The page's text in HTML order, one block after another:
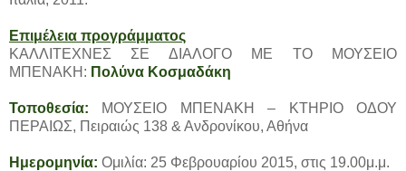
Επιμέλεια προγράμματος
ΚΑΛΛΙΤΕΧΝΕΣ ΣΕ ΔΙΑΛΟΓΟ ΜΕ ΤΟ ΜΟΥΣΕΙΟ
ΜΠΕΝΑΚΗ: Πολύνα Κοσμαδάκη
Τοποθεσία: ΜΟΥΣΕΙΟ ΜΠΕΝΑΚΗ – ΚΤΗΡΙΟ ΟΔΟΥ
ΠΕΡΑΙΩΣ, Πειραιώς 138 & Ανδρονίκου, Αθήνα
Ημερομηνία: Ομιλία: 25 Φεβρουαρίου 2015, στις 19.00μ.μ.